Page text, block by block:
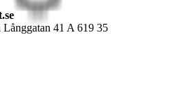
41 A 619 35